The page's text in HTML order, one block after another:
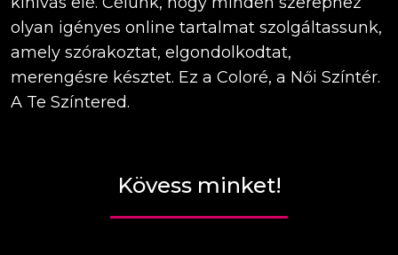
olyan igényes online tartalmat szolgáltassunk,
amely szórakoztat, elgondolkodtat,
merengésre késztet. Ez a Coloré, a Női Színtér.
A Te Színtered.
Kövess minket!